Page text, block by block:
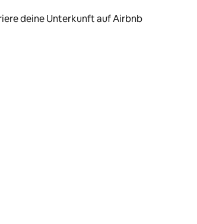
deine Unterkunft auf Airbnb